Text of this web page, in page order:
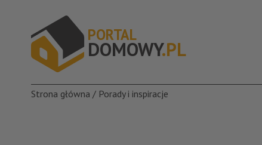
PORTAL
DOMOWY.PL
Strona główna / Porady i inspiracje